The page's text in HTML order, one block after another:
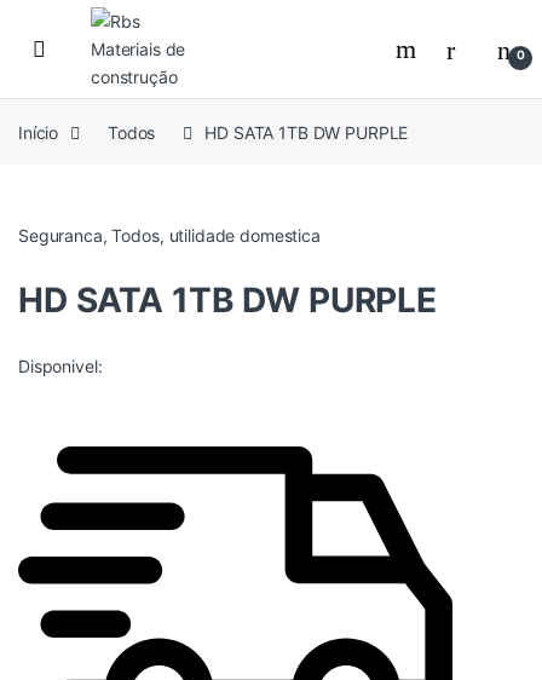
Skip to navigation
Skip to content
0
Início Todos HD SATA 1TB DW PURPLE
Seguranca,Todos, utilidade domestica
HD SATA 1TB DW PURPLE
Disponivel: